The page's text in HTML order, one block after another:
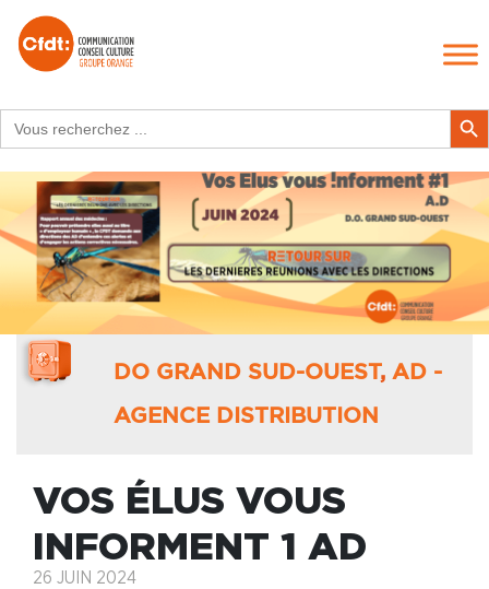
for:
Search
DO GRAND SUD-OUEST , AD -
AGENCE DISTRIBUTION
VOS ÉLUS VOUS
INFORMENT 1 AD
26 JUIN 2024